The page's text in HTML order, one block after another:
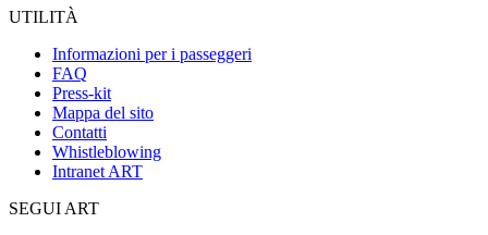
UTILITÀ
Informazioni per i passeggeri
FAQ
Press-kit
Mappa del sito
Contatti
Whistleblowing
Intranet ART
SEGUI ART